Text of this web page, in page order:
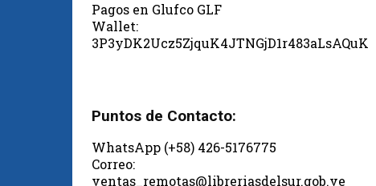
Pagos en Glufco GLF
Wallet:
3P3yDK2Ucz5ZjquK4JTNGjD1r483aLsAQuK
Puntos de Contacto:
WhatsApp (+58) 426-5176775
Correo:
ventas_remotas@libreriasdelsur.gob.ve